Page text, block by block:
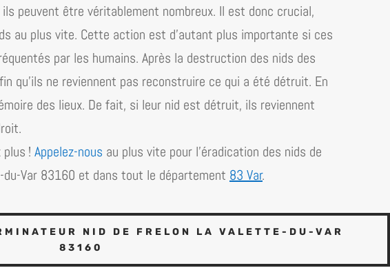
peuvent être véritablement nombreux. Il est donc crucial,
au plus vite. Cette action est d’autant plus importante si ces
par les humains. Après la destruction des nids des
qu’ils ne reviennent pas reconstruire ce qui a été détruit. En
des lieux. De fait, si leur nid est détruit, ils reviennent
! Appelez-nous au plus vite pour l’éradication des nids de
Var 83160 et dans tout le département 83 Var.
NID DE FRELON LA VALETTE-DU-VAR
83160